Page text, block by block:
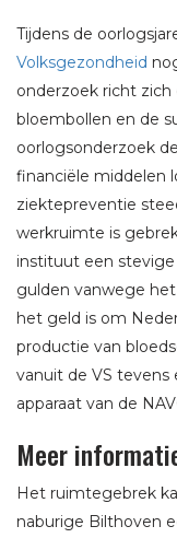
Tijdens de
Volksgezondheid
onderzoek richt zich
bloembollen en de
oorlogsonderzoek
financiële middelen
ziektepreventie
werkruimte is
instituut een stevige
gulden vanwege het
het geld is om
productie van
vanuit de VS tevens
apparaat van de
Meer
Het ruimtegebrek
naburige Bilthoven